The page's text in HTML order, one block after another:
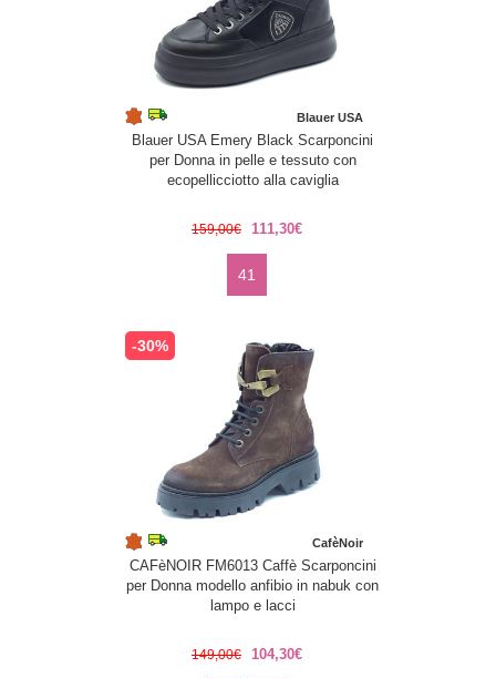
Blauer USA
Blauer USA Emery Black Scarponcini
per Donna in pelle e tessuto con
ecopellicciotto alla caviglia
159,00€ 111,30€
41
-30%
CafèNoir
CAFèNOIR FM6013 Caffè Scarponcini
per Donna modello anfibio in nabuk con
lampo e lacci
149,00€ 104,30€